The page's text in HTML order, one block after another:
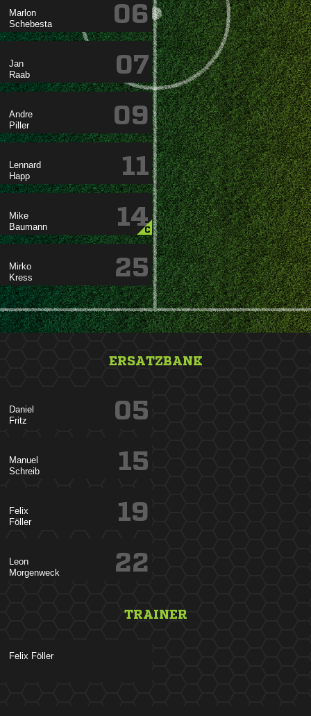


06


07


09


11


14
C


25
ERSATZBANK


05


15


19


22
TRAINER
 